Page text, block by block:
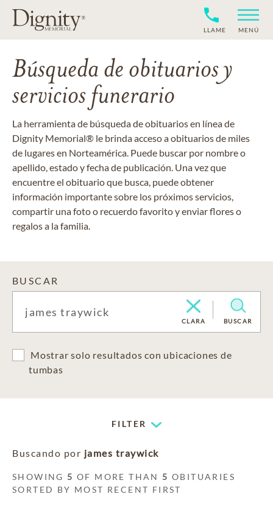
LLAME MENÚ
Búsqueda de obituarios y
servicios funerario
La herramienta de búsqueda de obituarios en línea de
Dignity Memorial® le brinda acceso a obituarios de miles
de lugares en Norteamérica. Puede buscar por nombre o
apellido, estado y fecha de publicación. Una vez que
encuentre el obituario que busca, puede obtener
información importante sobre los próximos servicios,
compartir una foto o recuerdo favorito y enviar flores o
regalos a la familia.
BUSCAR
CLARA BUSCAR
Mostrar solo resultados con ubicaciones de
tumbas
FILTER
Buscando por james traywick
SHOWING 5 OF MORE THAN 5 OBITUARIES
SORTED BY MOST RECENT FIRST